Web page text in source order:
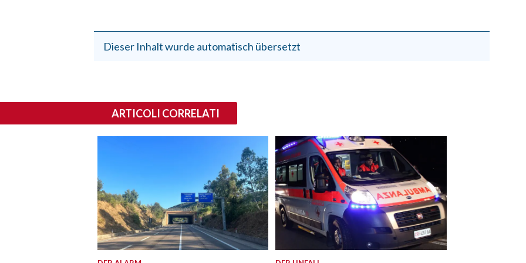
Dieser Inhalt wurde automatisch übersetzt
ARTICOLI CORRELATI